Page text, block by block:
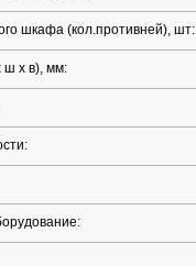
шкафа (кол.противней), шт:
ш х в), мм: